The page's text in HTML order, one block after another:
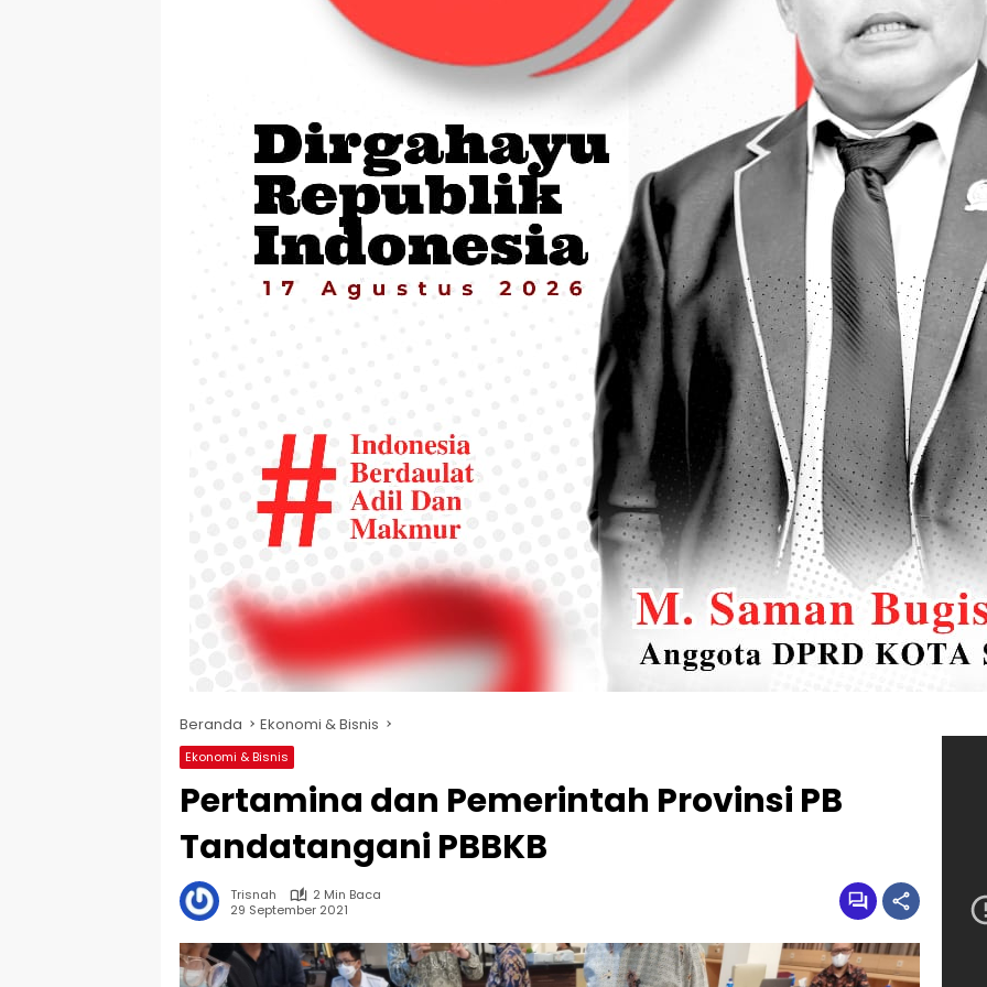
Beranda Ekonomi & Bisnis
Ekonomi & Bisnis
Pertamina dan Pemerintah Provinsi PB
Tandatangani PBBKB
Trisnah
2 Min Baca
29 September 2021